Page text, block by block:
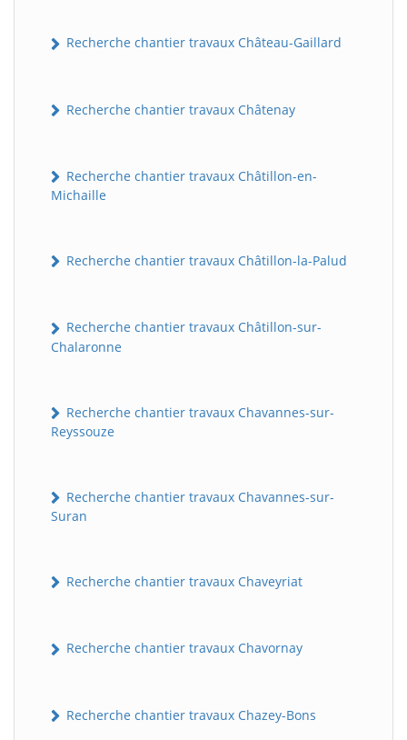
Recherche chantier travaux Château-Gaillard
Recherche chantier travaux Châtenay
Recherche chantier travaux Châtillon-en-
Michaille
Recherche chantier travaux Châtillon-la-Palud
Recherche chantier travaux Châtillon-sur-
Chalaronne
Recherche chantier travaux Chavannes-sur-
Reyssouze
Recherche chantier travaux Chavannes-sur-
Suran
Recherche chantier travaux Chaveyriat
Recherche chantier travaux Chavornay
Recherche chantier travaux Chazey-Bons